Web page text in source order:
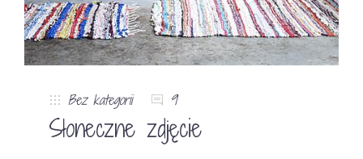
Bez kategorii 9
Słoneczne zdjęcie